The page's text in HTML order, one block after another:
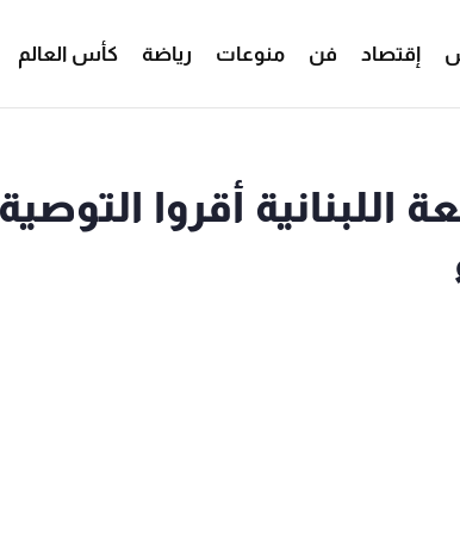
إقتصاد فن منوعات رياضة كأس العالم
اللبنانية أقروا